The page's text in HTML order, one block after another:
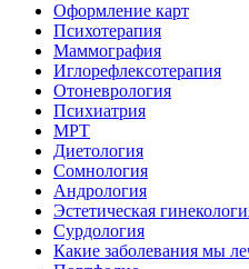
Оформление карт
Психотерапия
Маммография
Иглорефлексотерапия
Отоневрология
Психиатрия
МРТ
Диетология
Сомнология
Андрология
Эстетическая
Сурдология
Какие заболевания мы